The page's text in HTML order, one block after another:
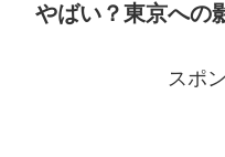
やばい？東京への
スポ